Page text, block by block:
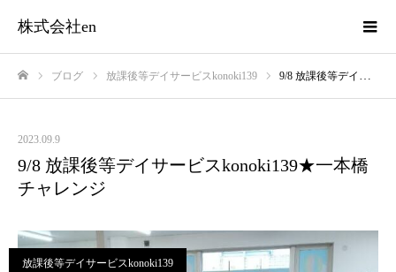
株式会社en
ブログ 放課後等デイサービスkonoki139 9/8 放課後等デイサービスkonoki139★一本橋チャレンジ
2023.09.9
9/8 放課後等デイサービスkonoki139★一本橋
チャレンジ
放課後等デイサービスkonoki139